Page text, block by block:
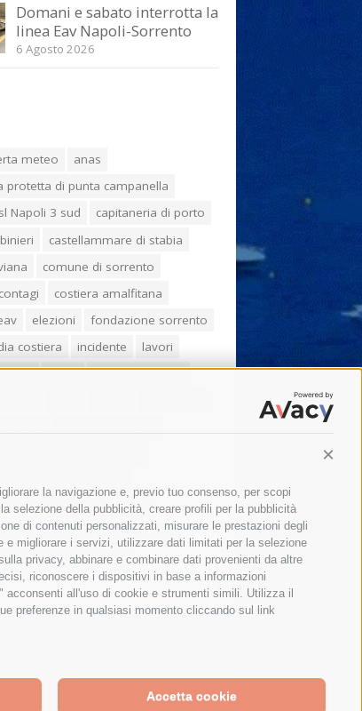
la navigazione e, previo tuo consenso, per scopi
selezione della pubblicità, creare profili per la pubblicità
di contenuti personalizzati, misurare le prestazioni degli
migliorare i servizi, utilizzare dati limitati per la selezione
privacy, abbinare e combinare dati provenienti da altre
riconoscere i dispositivi in base a informazioni
all'uso di cookie e strumenti simili. Utilizza il
preferenze in qualsiasi momento cliccando sul link
Accetta cookie
Domani e sabato interrotta la
linea Eav Napoli-Sorrento
6 Agosto 2026
meteo
anas
protetta di punta campanella
Napoli 3 sud
capitaneria di porto
castellammare di stabia
comune di sorrento
contagi
costiera amalfitana
elezioni
fondazione sorrento
costiera incidente
lavori
mare
massa lubrense
sorrento
studenti
treni turismo
Vico Equense
vincenzo de luca